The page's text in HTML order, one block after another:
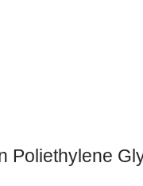
Poliethylene